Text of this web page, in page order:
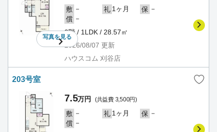
写真を見る
敷 － 礼 1ヶ月 保 －
償 －
2階 / 1LDK / 28.57㎡
2026/08/07 更新
ハウスコム 刈谷店
203号室
7.5万円 (共益費 3,500円)
敷 － 礼 1ヶ月 保 －
償 －